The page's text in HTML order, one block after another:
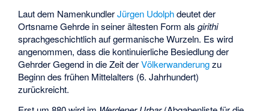
Laut dem NamenkundlerJürgen Udolphdeutet der
Ortsname Gehrde in seiner ältesten Form alsgirithi
sprachgeschichtlich auf germanische Wurzeln. Es wird
angenommen, dass die kontinuierliche Besiedlung der
Gehrder Gegend in die Zeit derVölkerwanderungzu
Beginn des frühen Mittelalters (6. Jahrhundert)
zurückreicht.